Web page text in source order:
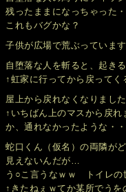
残ったままになっちゃった・
これもバグかな？
子供が広場で荒ぶっていま
自堕落な人を斬ると、起き
↑虹家に行ってから戻ってく
屋上から戻れなくなりまし
↑いちばん上のマスから戻
か、通れなかったような・・
蛇口くん（仮名）の両隣が
見えないんだが…
う○こ言うなｗｗ トイレの
↑きたねぇｗてか某所でう